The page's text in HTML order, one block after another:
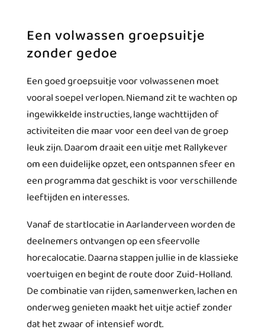
Een volwassen groepsuitje
zonder gedoe
Een goed groepsuitje voor volwassenen moet
vooral soepel verlopen. Niemand zit te wachten op
ingewikkelde instructies, lange wachttijden of
activiteiten die maar voor een deel van de groep
leuk zijn. Daarom draait een uitje met Rallykever
om een duidelijke opzet, een ontspannen sfeer en
een programma dat geschikt is voor verschillende
leeftijden en interesses.
Vanaf de startlocatie in Aarlanderveen worden de
deelnemers ontvangen op een sfeervolle
horecalocatie. Daarna stappen jullie in de klassieke
voertuigen en begint de route door Zuid-Holland.
De combinatie van rijden, samenwerken, lachen en
onderweg genieten maakt het uitje actief zonder
dat het zwaar of intensief wordt.